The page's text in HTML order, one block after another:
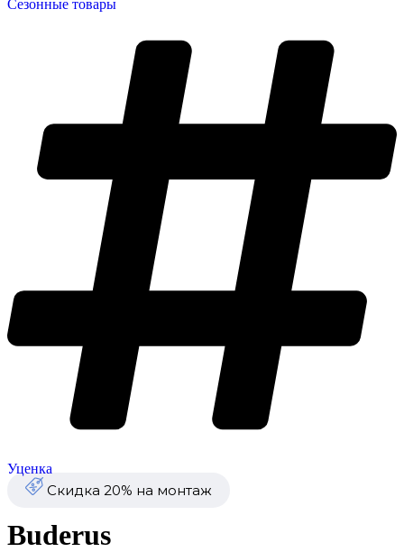
Сезонные товары
Уценка
Скидка 20% на монтаж
Buderus